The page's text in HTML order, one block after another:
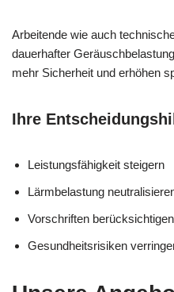
Arbeitende wie auch
dauerhafter
mehr Sicherheit und erhöhen
Ihre
Leistungsfähigkeit steigern
Lärmbelastung
Vorschriften berücksichtigen
Gesundheitsrisiken